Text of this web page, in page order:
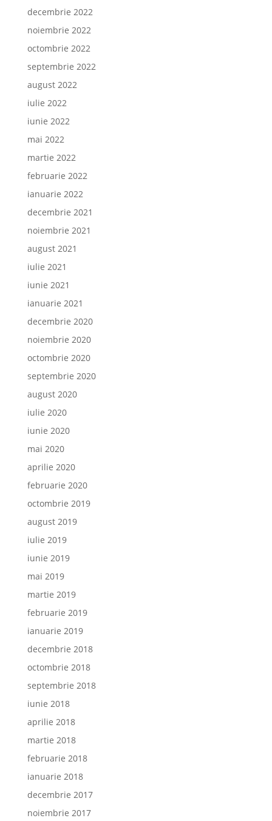
decembrie 2022
noiembrie 2022
octombrie 2022
septembrie 2022
august 2022
iulie 2022
iunie 2022
mai 2022
martie 2022
februarie 2022
ianuarie 2022
decembrie 2021
noiembrie 2021
august 2021
iulie 2021
iunie 2021
ianuarie 2021
decembrie 2020
noiembrie 2020
octombrie 2020
septembrie 2020
august 2020
iulie 2020
iunie 2020
mai 2020
aprilie 2020
februarie 2020
octombrie 2019
august 2019
iulie 2019
iunie 2019
mai 2019
martie 2019
februarie 2019
ianuarie 2019
decembrie 2018
octombrie 2018
septembrie 2018
iunie 2018
aprilie 2018
martie 2018
februarie 2018
ianuarie 2018
decembrie 2017
noiembrie 2017